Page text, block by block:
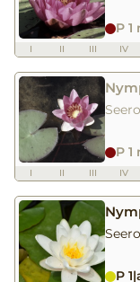
P
I II III IV
P
I II III IV
P 1|